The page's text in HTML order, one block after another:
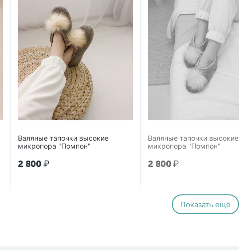
Валяные тапочки высокие
микропора "Помпон"
2 800 ₽
Валяные тапочки высокие
микропора "Помпон"
2 800₽
Показать ещё